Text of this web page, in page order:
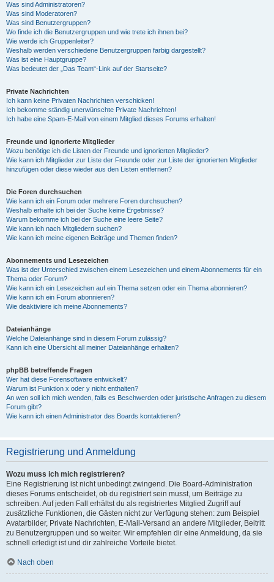
Was sind Administratoren?
Was sind Moderatoren?
Was sind Benutzergruppen?
Wo finde ich die Benutzergruppen und wie trete ich ihnen bei?
Wie werde ich Gruppenleiter?
Weshalb werden verschiedene Benutzergruppen farbig dargestellt?
Was ist eine Hauptgruppe?
Was bedeutet der „Das Team“-Link auf der Startseite?
Private Nachrichten
Ich kann keine Privaten Nachrichten verschicken!
Ich bekomme ständig unerwünschte Private Nachrichten!
Ich habe eine Spam-E-Mail von einem Mitglied dieses Forums erhalten!
Freunde und ignorierte Mitglieder
Wozu benötige ich die Listen der Freunde und ignorierten Mitglieder?
Wie kann ich Mitglieder zur Liste der Freunde oder zur Liste der ignorierten Mitglieder
hinzufügen oder diese wieder aus den Listen entfernen?
Die Foren durchsuchen
Wie kann ich ein Forum oder mehrere Foren durchsuchen?
Weshalb erhalte ich bei der Suche keine Ergebnisse?
Warum bekomme ich bei der Suche eine leere Seite?
Wie kann ich nach Mitgliedern suchen?
Wie kann ich meine eigenen Beiträge und Themen finden?
Abonnements und Lesezeichen
Was ist der Unterschied zwischen einem Lesezeichen und einem Abonnements für ein
Thema oder Forum?
Wie kann ich ein Lesezeichen auf ein Thema setzen oder ein Thema abonnieren?
Wie kann ich ein Forum abonnieren?
Wie deaktiviere ich meine Abonnements?
Dateianhänge
Welche Dateianhänge sind in diesem Forum zulässig?
Kann ich eine Übersicht all meiner Dateianhänge erhalten?
phpBB betreffende Fragen
Wer hat diese Forensoftware entwickelt?
Warum ist Funktion x oder y nicht enthalten?
An wen soll ich mich wenden, falls es Beschwerden oder juristische Anfragen zu diesem
Forum gibt?
Wie kann ich einen Administrator des Boards kontaktieren?
Registrierung und Anmeldung
Wozu muss ich mich registrieren?
Eine Registrierung ist nicht unbedingt zwingend. Die Board-Administration
dieses Forums entscheidet, ob du registriert sein musst, um Beiträge zu
schreiben. Auf jeden Fall erhältst du als registriertes Mitglied Zugriff auf
zusätzliche Funktionen, die Gästen nicht zur Verfügung stehen: zum Beispiel
Avatarbilder, Private Nachrichten, E-Mail-Versand an andere Mitglieder, Beitritt
zu Benutzergruppen und so weiter. Wir empfehlen dir eine Anmeldung, da sie
schnell erledigt ist und dir zahlreiche Vorteile bietet.
Nach oben